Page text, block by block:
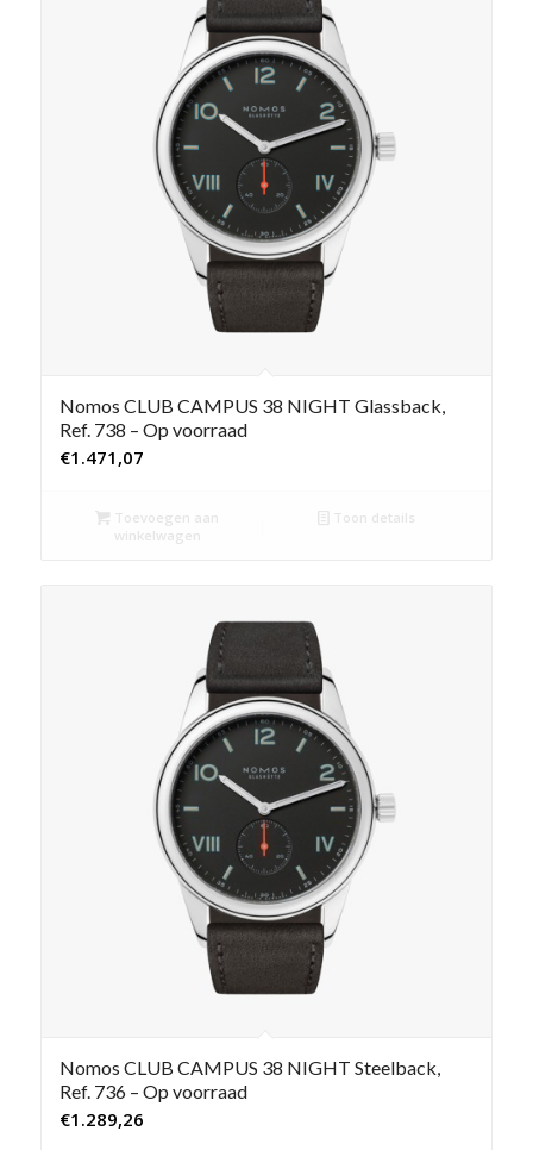
Nomos CLUB CAMPUS 38 NIGHT Glassback,
Ref. 738 – Op voorraad
€1.471,07
Toevoegen aan
winkelwagen
Toon details
Nomos CLUB CAMPUS 38 NIGHT Steelback,
Ref. 736 – Op voorraad
€1.289,26